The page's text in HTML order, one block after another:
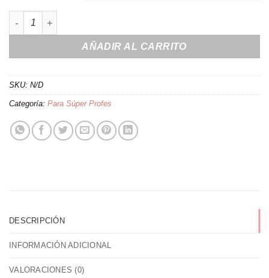
Bolsa de yute para profes cantidad
AÑADIR AL CARRITO
SKU: N/D
Categoría: Para Súper Profes
DESCRIPCIÓN
INFORMACIÓN ADICIONAL
VALORACIONES (0)